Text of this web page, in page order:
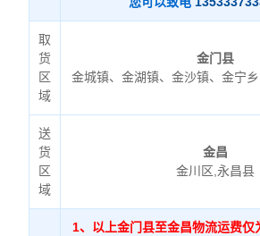
取
货
区
域
金门县
金城镇、金湖镇、金沙镇、金宁
送
货
区
域
金昌
金川区,永昌县
1、以上金门县至金昌物流运费仅